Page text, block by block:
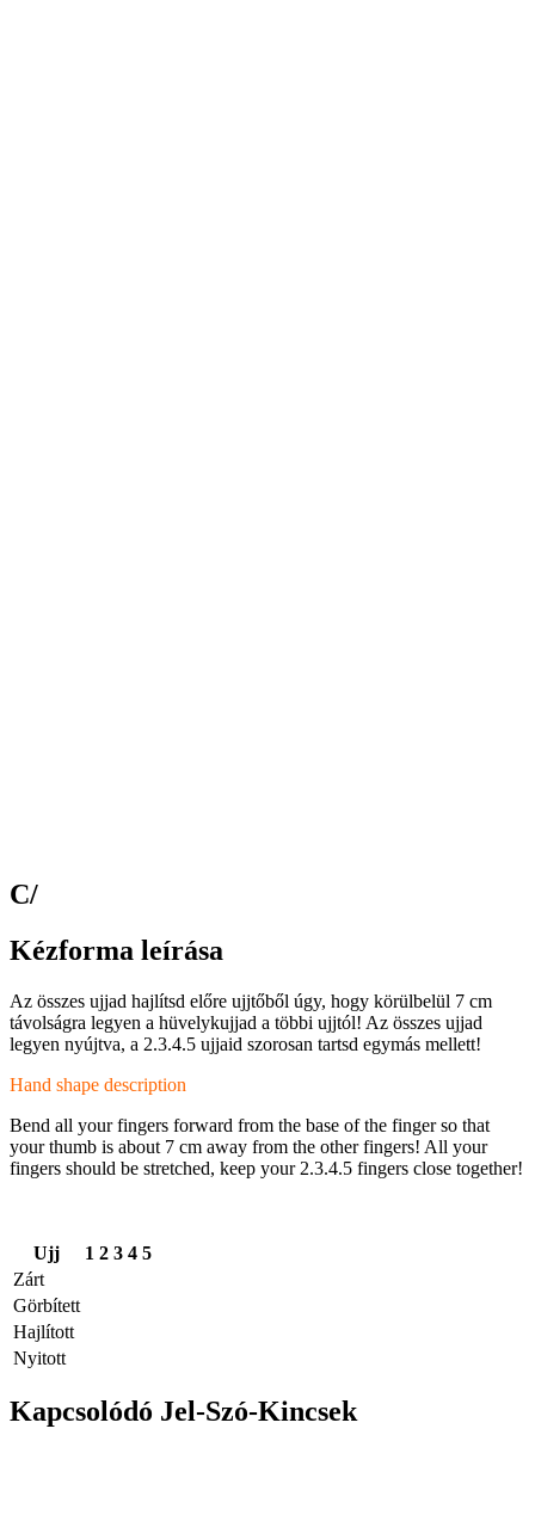
C/
Kézforma leírása
Az összes ujjad hajlítsd előre ujjtőből úgy, hogy körülbelül 7 cm
távolságra legyen a hüvelykujjad a többi ujjtól! Az összes ujjad
legyen nyújtva, a 2.3.4.5 ujjaid szorosan tartsd egymás mellett!
Hand shape description
Bend all your fingers forward from the base of the finger so that
your thumb is about 7 cm away from the other fingers! All your
fingers should be stretched, keep your 2.3.4.5 fingers close together!
Ujj 1 2 3 4 5
Zárt
Görbített
Hajlított
Nyitott
Kapcsolódó Jel-Szó-Kincsek